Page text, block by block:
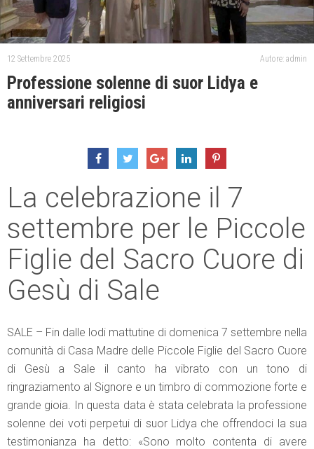
12 Settembre 2025 Autore: admin
Professione solenne di suor Lidya e
anniversari religiosi
La celebrazione il 7
settembre per le Piccole
Figlie del Sacro Cuore di
Gesù di Sale
SALE – Fin dalle lodi mattutine di domenica 7 settembre nella
comunità di Casa Madre delle Piccole Figlie del Sacro Cuore
di Gesù a Sale il canto ha vibrato con un tono di
ringraziamento al Signore e un timbro di commozione forte e
grande gioia. In questa data è stata celebrata la professione
solenne dei voti perpetui di suor Lidya che offrendoci la sua
testimonianza ha detto: «Sono molto contenta di avere